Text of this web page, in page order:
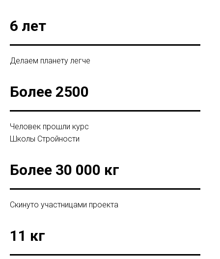
6 лет
Делаем планету легче
Более 2500
Человек прошли курс
Школы Стройности
Более 30 000 кг
Скинуто участницами проекта
11 кг